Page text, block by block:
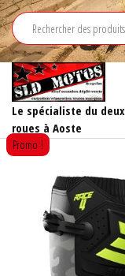
Aller
au
contenu
Le spécialiste du deux
roues à Aoste
Promo !